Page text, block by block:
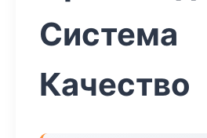
Система
Качество